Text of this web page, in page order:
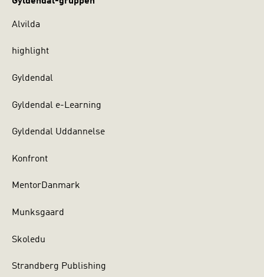
Alvilda
highlight
Gyldendal
Gyldendal e-Learning
Gyldendal Uddannelse
Konfront
MentorDanmark
Munksgaard
Skoledu
Strandberg Publishing